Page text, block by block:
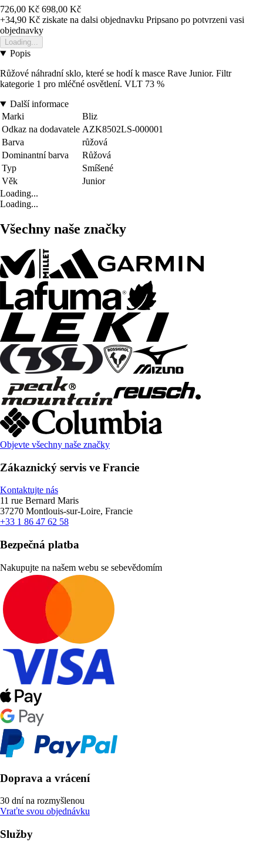
726,00 Kč 698,00 Kč
+34,90 Kč ziskate na dalsi objednavku Pripsano po potvrzeni vasi
objednavky
Loading...
Popis
Růžové náhradní sklo, které se hodí k masce Rave Junior. Filtr
kategorie 1 pro mléčné osvětlení. VLT 73 %
Další informace
Marki
Bliz
Odkaz na dodavatele AZK8502LS-000001
Barva
růžová
Dominantní barva
Růžová
Typ
Smíšené
Věk
Junior
Loading...
Loading...
Všechny naše značky
Objevte všechny naše značky
Zákaznický servis ve Francie
Kontaktujte nás
11 rue Bernard Maris
37270 Montlouis-sur-Loire, Francie
+33 1 86 47 62 58
Bezpečná platba
Nakupujte na našem webu se sebevědomím
Doprava a vrácení
30 dní na rozmyšlenou
Vraťte svou objednávku
Služby